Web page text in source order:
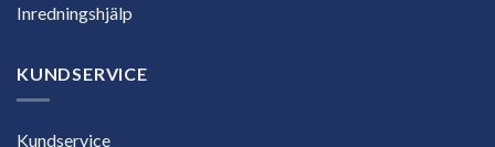
Inredningshjälp
KUNDSERVICE
Kundservice